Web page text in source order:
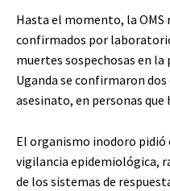
Hasta el momento, la OMS
confirmados por
muertes sospechosas en
Uganda se confirmaron
asesinato, en personas que
El organismo inodoro
vigilancia epidemiológica,
de los sistemas de